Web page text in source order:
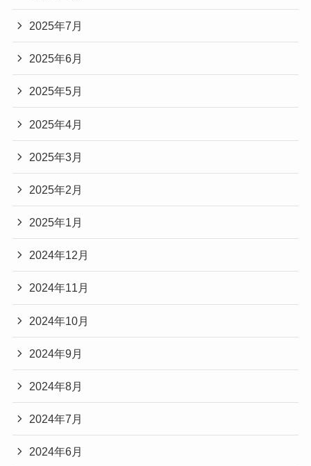
2025年7月
2025年6月
2025年5月
2025年4月
2025年3月
2025年2月
2025年1月
2024年12月
2024年11月
2024年10月
2024年9月
2024年8月
2024年7月
2024年6月